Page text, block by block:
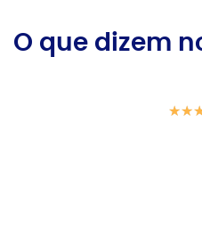
O que dizem
★★